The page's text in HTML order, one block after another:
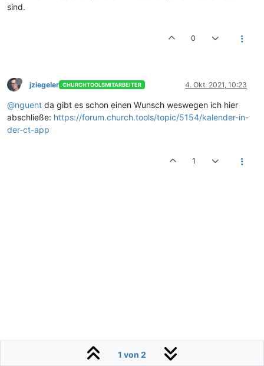
sind.
0
jziegeler CHURCHTOOLSMITARBEITER 4. Okt. 2021, 10:23
@nguent da gibt es schon einen Wunsch weswegen ich hier
abschließe: https://forum.church.tools/topic/5154/kalender-in-
der-ct-app
1
1 von 2